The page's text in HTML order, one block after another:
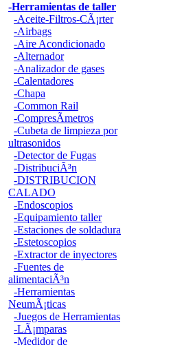
-Herramientas de taller
-Aceite-Filtros-CÃ¡rter
-Airbags
-Aire Acondicionado
-Alternador
-Analizador de gases
-Calentadores
-Chapa
-Common Rail
-CompresÃ­metros
-Cubeta de limpieza por
ultrasonidos
-Detector de Fugas
-DistribuciÃ³n
-DISTRIBUCION
CALADO
-Endoscopios
-Equipamiento taller
-Estaciones de soldadura
-Estetoscopios
-Extractor de inyectores
-Fuentes de
alimentaciÃ³n
-Herramientas
NeumÃ¡ticas
-Juegos de Herramientas
-LÃ¡mparas
-Medidor de